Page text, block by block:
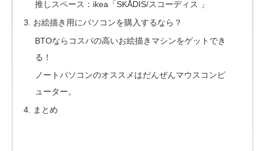
推しスペース：ikea「SKÅDIS/スコーディス 」
お絵描き用にパソコンを購入するなら？
BTOならコスパの高いお絵描きマシンをゲットでき
る！
ノートパソコンのオススメはだんぜんマウスコンピ
ューター。
まとめ